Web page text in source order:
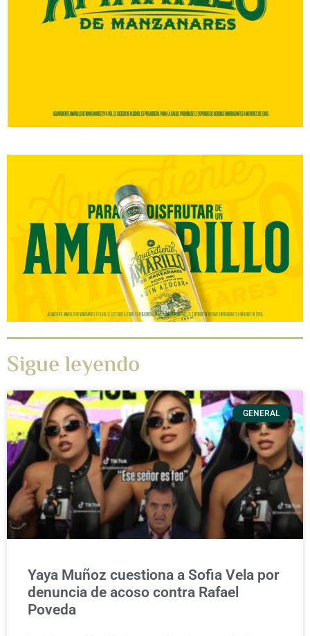
Sigue leyendo
GENERAL
Yaya Muñoz cuestiona a Sofia Vela por
denuncia de acoso contra Rafael
Poveda